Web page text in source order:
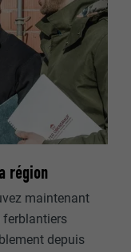
région
maintenant
ferblantiers
depuis